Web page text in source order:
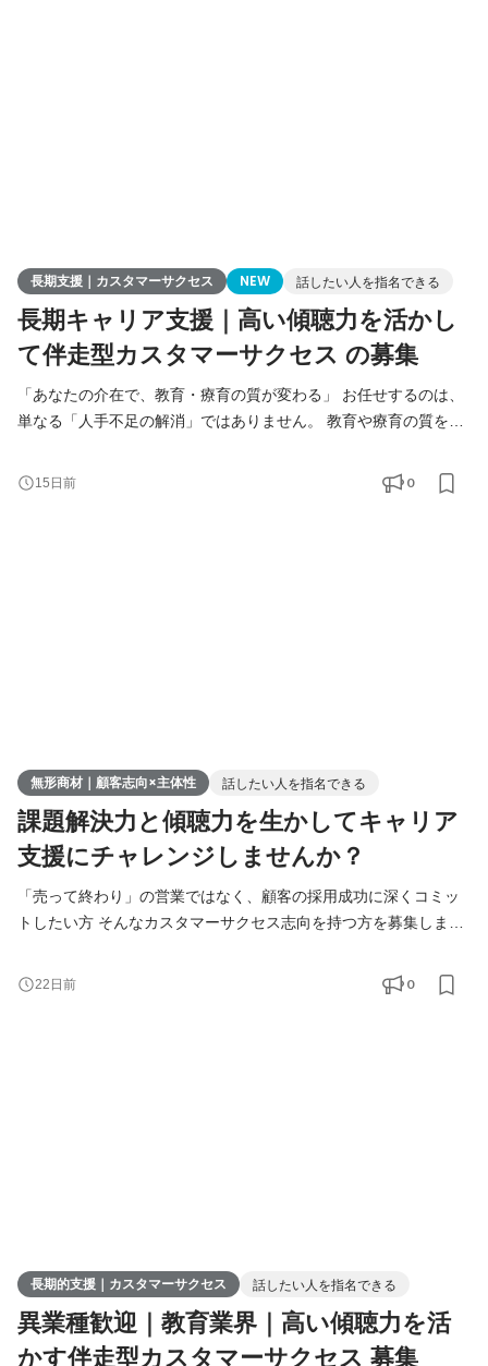
長期支援｜カスタマーサクセス NEW 話したい人を指名できる
長期キャリア支援｜高い傾聴力を活かし
て伴走型カスタマーサクセス の募集
「あなたの介在で、教育・療育の質が変わる」 お任せするのは、
単なる「人手不足の解消」ではありません。 教育や療育の質を左
事です。 ▼クロス・シップのミッションと背景
15日前 0
無形商材｜顧客志向×主体性 話したい人を指名できる
課題解決力と傾聴力を生かしてキャリア
支援にチャレンジしませんか？
「売って終わり」の営業ではなく、顧客の採用成功に深くコミッ
トしたい方 そんなカスタマーサクセス志向を持つ方を募集しま
事業です。しかし、私たちが提供しているのは単なる「人材の穴
埋め」ではありません。教育現場が抱える本質的な課題に向き合
22日前 0
長期的支援｜カスタマーサクセス 話したい人を指名できる
異業種歓迎｜教育業界｜高い傾聴力を活
かす伴走型カスタマーサクセス 募集